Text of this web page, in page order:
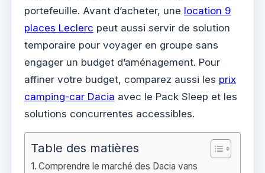
portefeuille. Avant d’acheter, une location 9
places Leclerc peut aussi servir de solution
temporaire pour voyager en groupe sans
engager un budget d’aménagement. Pour
affiner votre budget, comparez aussi les prix
camping-car Dacia avec le Pack Sleep et les
solutions concurrentes accessibles.
Table des matières
Comprendre le marché des Dacia vans